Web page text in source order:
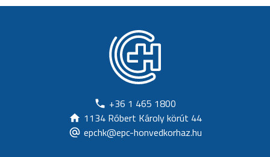
+36 1 465 1800
1134 Róbert Károly körút 44
epchk@epc-honvedkorhaz.hu